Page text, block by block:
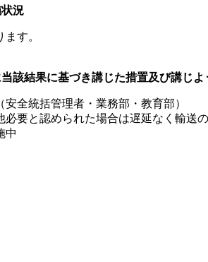
況
す。
該結果に基づき講じた措置及び講じ
全統括管理者・業務部・教育部）
要と認められた場合は遅延なく輸送
中